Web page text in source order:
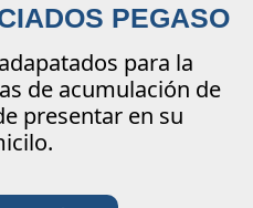
PEGASO
para la
de acumulación de
presentar en su